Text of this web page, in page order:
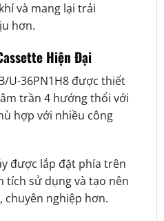
và mang lại trải
hơn.
Hiện Đại
U-36PN1H8 được thiết
trần 4 hướng thổi với
hợp với nhiều công
được lắp đặt phía trên
tích sử dụng và tạo nên
chuyên nghiệp hơn.